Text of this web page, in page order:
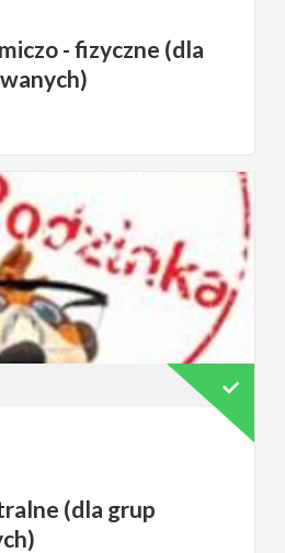
- fizyczne (dla
(dla grup